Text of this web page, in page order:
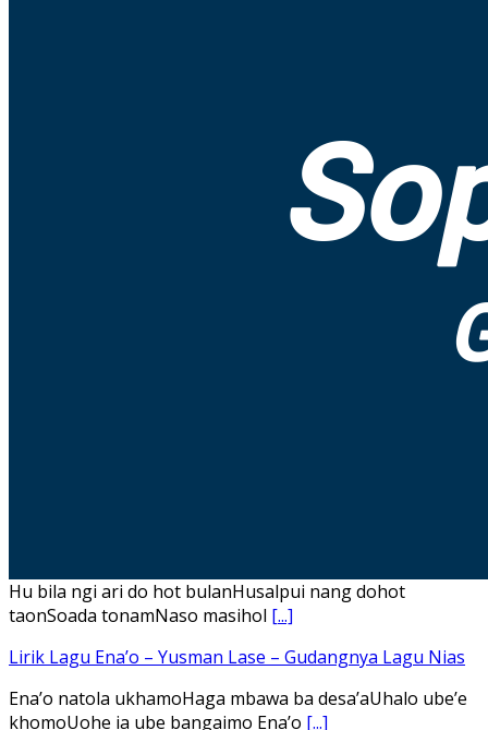
Hu bila ngi ari do hot bulanHusalpui nang dohot
taonSoada tonamNaso masihol [...]
Lirik Lagu Ena’o – Yusman Lase – Gudangnya Lagu Nias